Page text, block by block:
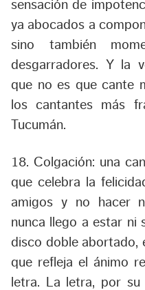
sensación de
ya abocados a
sino también
desgarradores. Y la
que no es que cante
los cantantes más
Tucumán.
18. Colgación: una
que celebra la
amigos y no hacer
nunca llego a estar ni
disco doble abortado,
que refleja el ánimo
letra. La letra, por